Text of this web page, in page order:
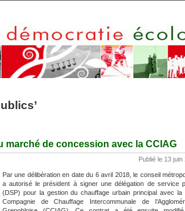
marché de concession avec la CCIAG
Publié le 13 juin
Par une délibération en date du 6 avril 2018, le conseil
a autorisé le président à signer une délégation de service
(DSP) pour la gestion du chauffage urbain principal avec la
Compagnie de Chauffage Intercommunale de